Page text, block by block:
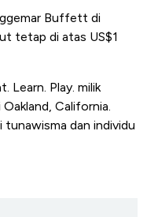
Buffett di
tetap di atas US$1
Learn. Play. milik
California.
tunawisma dan individu